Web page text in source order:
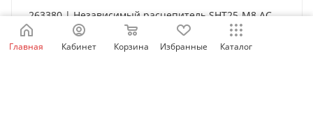
263380 | Независимый расцепитель SHT25-M8 AC
220-240В для NM8N-1600, Chint
Есть в наличии: 284
Главная Кабинет Корзина Избранные Каталог